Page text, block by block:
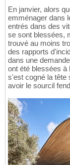
En janvier, alors
emménager dans
entrés dans des
se sont blessées,
trouvé au moins
des rapports
dans une
ont été blessées à
s'est cogné la tête
avoir le sourcil